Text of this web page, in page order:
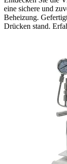
eine sichere und
Beheizung.
Drücken stand.